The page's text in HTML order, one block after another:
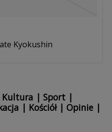
Kyokushin
Kultura | Sport |
| Kościół| Opinie |